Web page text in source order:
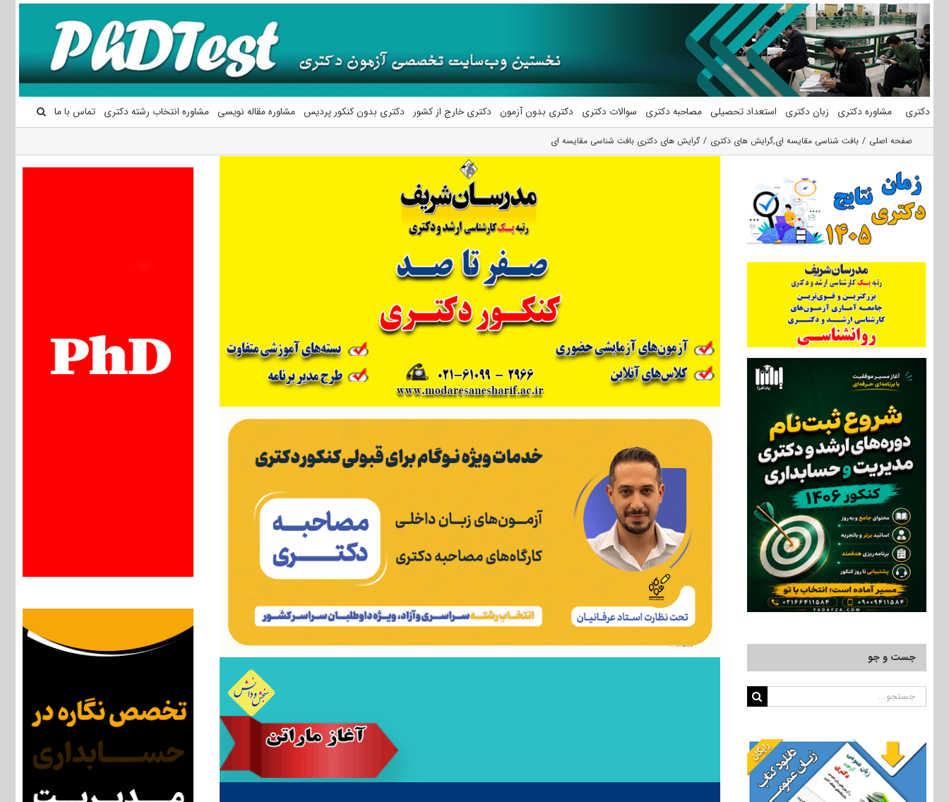
محتوا
دکتری مشاوره دکتری زبان دکتری استعداد تحصیلی مصاحبه دکتری سوالات دکتری دکتری بدون آزمون دکتری خارج از کشور دکتری بدون کنکور پردیس مشاوره مقاله نویسی مشاوره انتخاب رشته دکتری تماس با ما
صفحه اصلی بافت شناسی مقایسه ای,گرایش های دکتری گرایش های دکتری بافت شناسی مقایسه ای
جست و جو
جستجو